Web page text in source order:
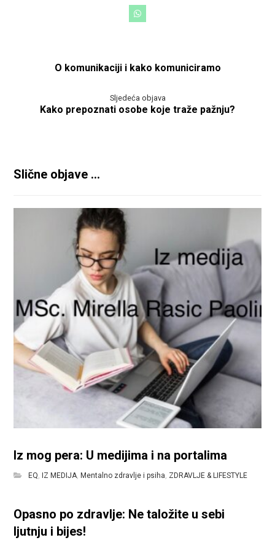
O komunikaciji i kako komuniciramo
Sljedeća objava
Kako prepoznati osobe koje traže pažnju?
Slične objave ...
Iz mog pera: U medijima i na portalima
EQ ,IZ MEDIJA ,Mentalno zdravlje i psiha ZDRAVLJE & LIFESTYLE
Opasno po zdravlje: Ne taložite u sebi
ljutnju i bijes!